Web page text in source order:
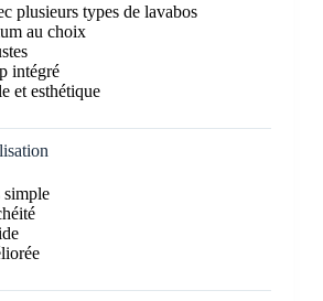
plusieurs types de lavabos
au choix
intégré
et esthétique